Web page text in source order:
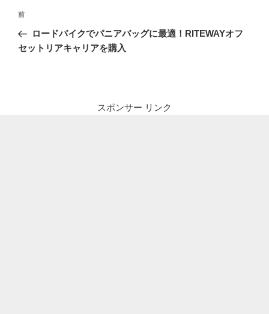
投
ナ
前
の
投
前
ロードバイクでパニアバッグに最適！RITEWAYオフ
セットリアキャリアを購入
スポンサー リンク